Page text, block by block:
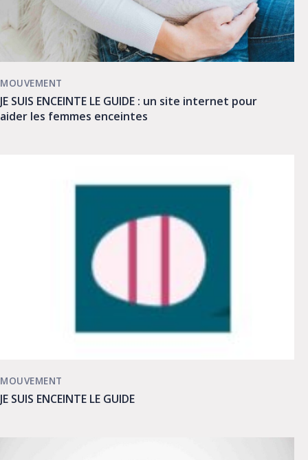
JE SUIS ENCEINTE LE GUIDE : un site internet pour
aider les femmes enceintes
MOUVEMENT
JE SUIS ENCEINTE LE GUIDE
MOUVEMENT